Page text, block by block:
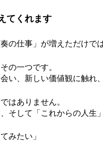
てくれます
の仕事」が増えただけで
の一つです。
い、新しい価値観に触れ
はありません。
そして「これからの人生
みたい」